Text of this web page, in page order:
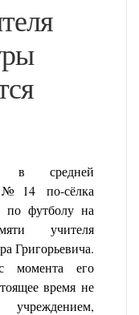
средней
№14 по-сёлка
футболу на
учителя
Григорьевича.
момента его
время не